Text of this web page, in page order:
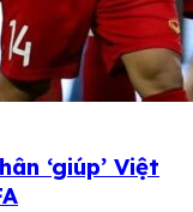
‘giúp’ Việt